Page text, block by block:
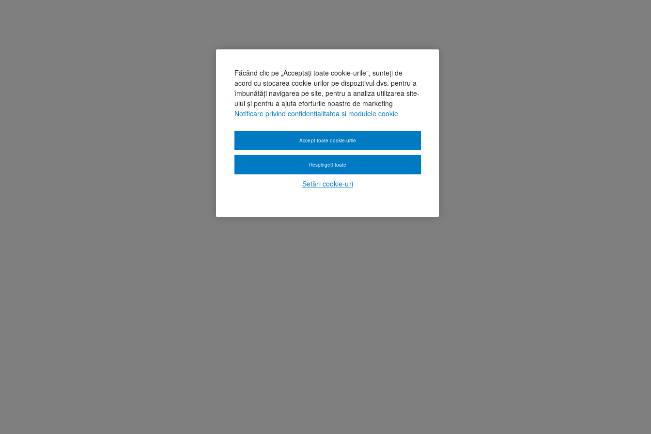
Făcând clic pe „Acceptați toate cookie-urile”, sunteți de
acord cu stocarea cookie-urilor pe dispozitivul dvs. pentru a
îmbunătăți navigarea pe site, pentru a analiza utilizarea site-
ului și pentru a ajuta eforturile noastre de marketing
Notificare privind confidențialitatea și modulele cookie
Setări cookie-uri
Respingeți toate
Accept toate cookie-urile